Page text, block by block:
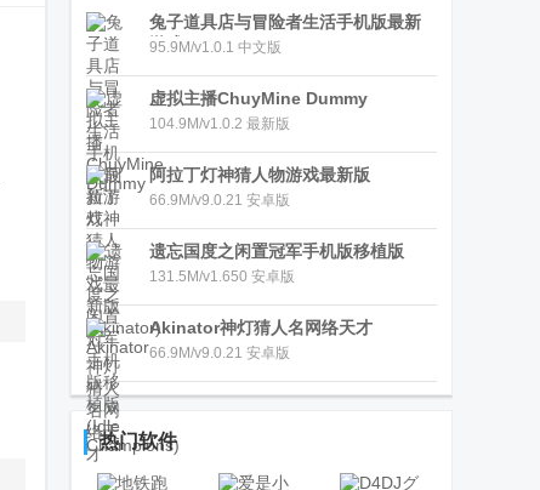
兔子道具店与冒险者生活手机版最新
游戏
95.9M/v1.0.1 中文版
虚拟主播ChuyMine Dummy
104.9M/v1.0.2 最新版
阿拉丁灯神猜人物游戏最新版
(Akinator)
66.9M/v9.0.21 安卓版
遗忘国度之闲置冠军手机版移植版
(Idle Champions)
131.5M/v1.650 安卓版
Akinator神灯猜人名网络天才
66.9M/v9.0.21 安卓版
热门软件